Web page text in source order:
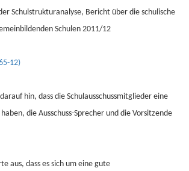
Schulstrukturanalyse, Bericht über die schulische
Schulen 2011/12
12)
hin, dass die Schulausschussmitglieder eine
die Ausschuss-Sprecher und die Vorsitzende
aus, dass es sich um eine gute